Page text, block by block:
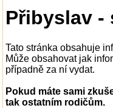
Přibyslav -
Tato stránka obsahuje
Může obsahovat jak
případně za ní vydat.
Pokud máte sami
tak ostatním rodičům.